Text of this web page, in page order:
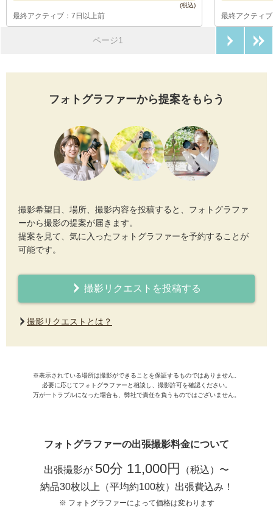
最終アクティブ：7日以上前 最終アクティ
ページ1
フォトグラファーから提案をもらう
撮影希望日、場所、撮影内容を投稿すると、フォトグラファ
ーから撮影の提案が届きます。
提案を見て、気に入ったフォトグラファーを予約することが
可能です。
撮影リクエストを投稿する
撮影リクエストとは？
※表示されている場所は撮影ができることを保証するものではありません。
必要に応じてフォトグラファーと相談し、撮影許可を確認ください。
万が一トラブルになった場合も、弊社で責任を負うものではございません。
フォトグラファーの出張撮影料金について
出張撮影が 50分 11,000円
（税込）〜
納品30枚以上（平均約100枚）出張費込み！
※ フォトグラファーによって価格は変わります